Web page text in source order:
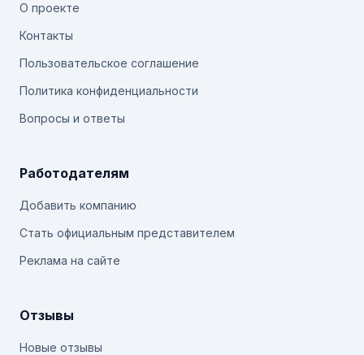
О проекте
Контакты
Пользовательское соглашение
Политика конфиденциальности
Вопросы и ответы
Работодателям
Добавить компанию
Стать официальным представителем
Реклама на сайте
Отзывы
Новые отзывы